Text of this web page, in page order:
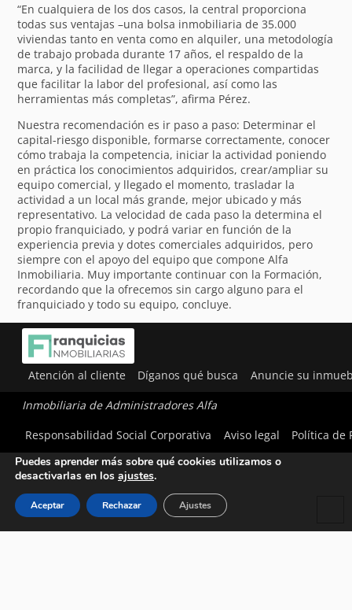
“En cualquiera de los dos casos, la central proporciona
todas sus ventajas –una bolsa inmobiliaria de 35.000
viviendas tanto en venta como en alquiler, una metodología
de trabajo probada durante 17 años, el respaldo de la
marca, y la facilidad de llegar a operaciones compartidas
que facilitar la labor del profesional, así como las
herramientas más completas”, afirma Pérez.
Nuestra recomendación es ir paso a paso: Determinar el
capital-riesgo disponible, formarse correctamente, conocer
cómo trabaja la competencia, iniciar la actividad poniendo
en práctica los conocimientos adquiridos, crear/ampliar su
equipo comercial, y llegado el momento, trasladar la
actividad a un local más grande, mejor ubicado y más
representativo. La velocidad de cada paso la determina el
propio franquiciado, y podrá variar en función de la
experiencia previa y dotes comerciales adquiridos, pero
siempre con el apoyo del equipo que compone Alfa
Inmobiliaria. Muy importante continuar con la Formación,
recordando que la ofrecemos sin cargo alguno para el
franquiciado y todo su equipo, concluye.
Atención al cliente Díganos qué busca Anuncie su
Inmobiliaria de Administradores Alfa
Responsabilidad Social Corporativa
Aviso legal Política de
Utilizamos cookies para ofrecerte la mejor experiencia en
Puedes aprender más sobre qué cookies utilizamos o
desactivarlas en los ajustes.
Aceptar Rechazar Ajustes